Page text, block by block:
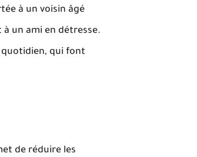
à un voisin âgé
un ami en détresse.
quotidien, qui font
de réduire les